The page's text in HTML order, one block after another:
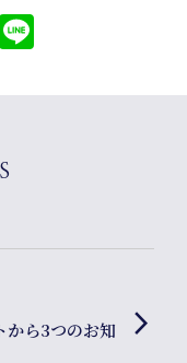
から3つのお知
arrow_forward_ios